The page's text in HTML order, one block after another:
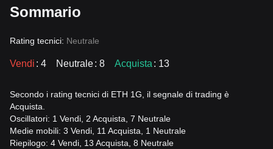
Sommario
Rating tecnici: Neutrale
Vendi : 4 Neutrale: 8 Acquista : 13
Secondo i rating tecnici di ETH 1G, il segnale di trading è
Acquista.
Oscillatori: 1 Vendi, 2 Acquista, 7 Neutrale
Medie mobili: 3 Vendi, 11 Acquista, 1 Neutrale
Riepilogo: 4 Vendi, 13 Acquista, 8 Neutrale